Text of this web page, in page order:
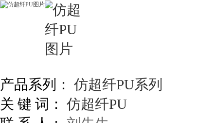
产品系列： 仿超纤PU系列
关 键 词： 仿超纤PU